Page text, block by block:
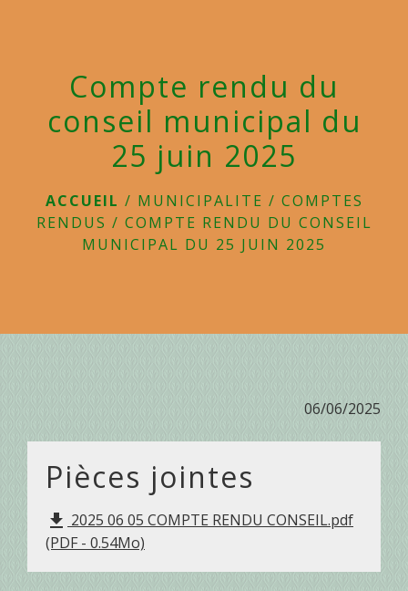
Compte rendu du
conseil municipal du
25 juin 2025
ACCUEIL / MUNICIPALITE / COMPTES
RENDUS / COMPTE RENDU DU CONSEIL
MUNICIPAL DU 25 JUIN 2025
06/06/2025
Pièces jointes
file_download 2025 06 05 COMPTE RENDU CONSEIL.pdf
(PDF - 0.54Mo)